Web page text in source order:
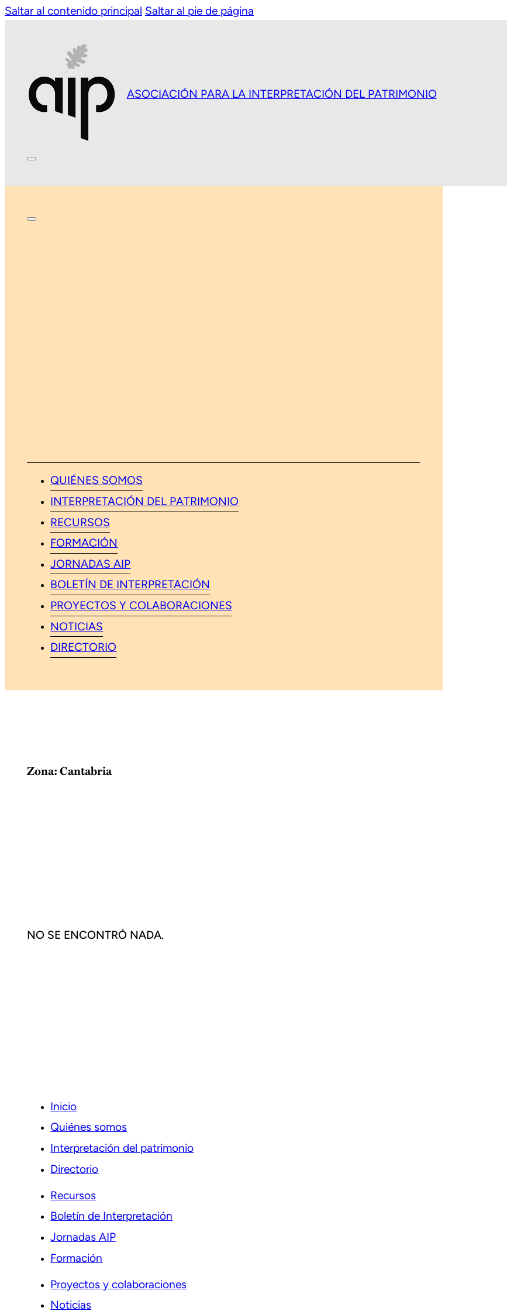
Saltar al contenido principal Saltar al pie de página
ASOCIACIÓN PARA LA INTERPRETACIÓN DEL PATRIMONIO
QUIÉNES SOMOS
INTERPRETACIÓN DEL PATRIMONIO
RECURSOS
FORMACIÓN
JORNADAS AIP
BOLETÍN DE INTERPRETACIÓN
PROYECTOS Y COLABORACIONES
NOTICIAS
DIRECTORIO
Zona:Cantabria
NO SE ENCONTRÓ NADA.
Inicio
Quiénes somos
Interpretación del patrimonio
Directorio
Recursos
Boletín de Interpretación
Jornadas AIP
Formación
Proyectos y colaboraciones
Noticias